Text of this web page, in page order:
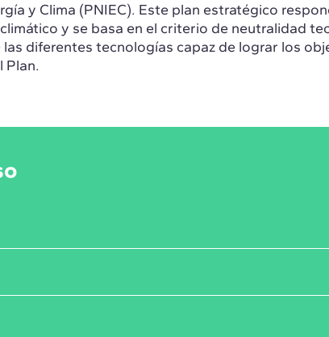
y Clima (PNIEC). Este plan estratégico
y se basa en el criterio de neutralidad
diferentes tecnologías capaz de lograr los
Plan.